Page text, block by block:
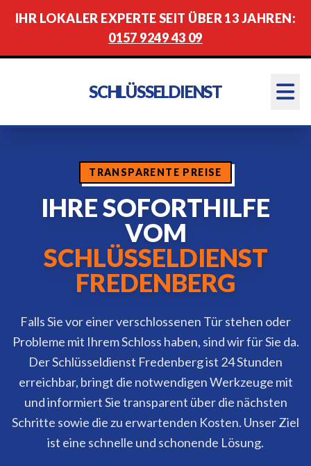
IHR LOKALER EXPERTE SEIT ÜBER 13 JAHREN:
0157 9249 43 09
SCHLÜSSELDIENST
TRANSPARENTE PREISE
IHRE SOFORTHILFE
VOM
SCHLÜSSELDIENST
FREDENBERG
Falls Sie vor einer verschlossenen Tür stehen oder
Probleme mit Ihrem Schloss haben, sind wir für Sie da.
Der Schlüsseldienst Fredenberg ist 24 Stunden
erreichbar, bringt die notwendigen Werkzeuge mit
und informiert Sie transparent über die nächsten
Schritte sowie die zu erwartenden Kosten. Unser Ziel
ist eine schnelle und schonende Lösung.